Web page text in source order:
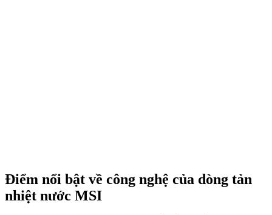
Điểm nổi bật về công nghệ của dòng tản
nhiệt nước MSI